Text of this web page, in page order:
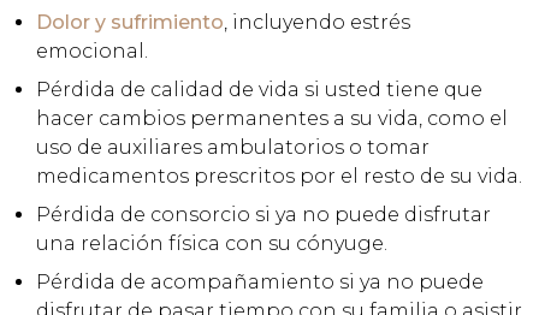
Dolor y sufrimiento , incluyendo estrés
emocional.
Pérdida de calidad de vida si usted tiene que
hacer cambios permanentes a su vida, como el
uso de auxiliares ambulatorios o tomar
medicamentos prescritos por el resto de su vida.
Pérdida de consorcio si ya no puede disfrutar
una relación física con su cónyuge.
Pérdida de acompañamiento si ya no puede
disfrutar de pasar tiempo con su familia o asistir